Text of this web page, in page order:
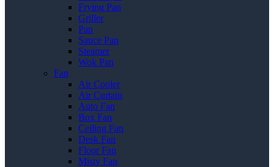
Frying Pan
Griller
Pan
Sauce Pan
Steamer
Wok Pan
Fan
Air Cooler
Air Curtain
Auto Fan
Box Fan
Ceiling Fan
Desk Fan
Floor Fan
Misty Fan